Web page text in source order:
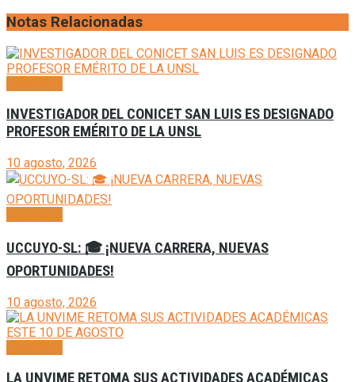
Notas Relacionadas
INVESTIGADOR DEL CONICET SAN LUIS ES DESIGNADO
PROFESOR EMÉRITO DE LA UNSL
10 agosto, 2026
UCCUYO-SL: 🎓 ¡NUEVA CARRERA, NUEVAS
OPORTUNIDADES!
10 agosto, 2026
LA UNVIME RETOMA SUS ACTIVIDADES ACADÉMICAS